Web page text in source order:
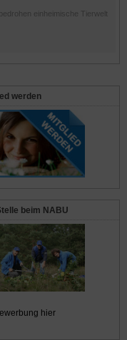
einheimische Tierwelt
werden
beim NABU
hier